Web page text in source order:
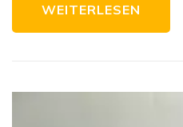
WEITERLESEN